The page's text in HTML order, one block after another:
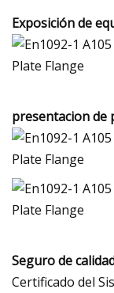
Exposición de
presentacion de
Seguro de
Certificado del